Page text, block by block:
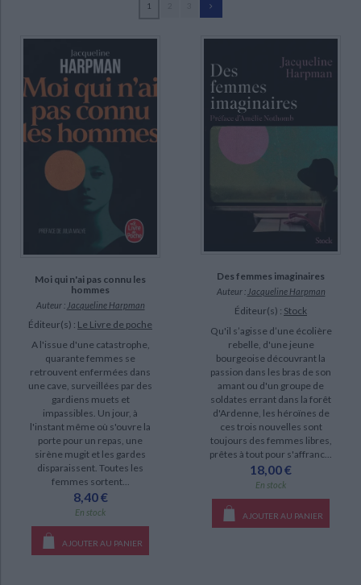
Critique et histoire littéraire
Classiques scolaires
Littérature de voyage Audio - Livres lus
Littérature en version originale Humour
Histoire de France Biographies historiques
Histoire - Généralités Histoire des pays
Histoire ancienne Géographie
Blairon, Marie (3)
Caunes, Blandine de (2)
De Graeve, Laurent (2)
Malye, Julia (2)
Boudart, Laurence (1)
De Kinder, Georges (1)
SUPPORT
livre (22)
IAD (9)
SÉRIE
DISPONIBILITÉ
epuise (38)
disponible (29)
manquant (2)
1
Moi qui n'ai pas connu les
hommes
Auteur : Jacqueline Harpman
Éditeur(s) : Le Livre de poche
A l'issue d'une catastrophe,
quarante femmes se
retrouvent enfermées dans
une cave, surveillées par des
gardiens muets et
impassibles. Un jour, à
l'instant même où s'ouvre la
porte pour un repas, une
sirène mugit et les gardes
disparaissent. Toutes les
femmes sortent...
8,40 €
En stock
AJOUTER AU PANIER
Des femmes imaginaires
Auteur : Jacqueline Harpman
Éditeur(s) : Stock
Qu'il s’agisse d’une écolière
rebelle, d'une jeune
bourgeoise découvrant la
passion dans les bras de son
amant ou d'un groupe de
soldates errant dans la forêt
d'Ardenne, les héroïnes de
ces trois nouvelles sont
toujours des femmes libres,
prêtes à tout pour s'affranc...
18,00 €
En stock
AJOUTER AU PANIER